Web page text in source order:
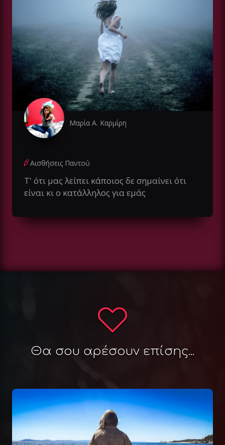
Μαρία Α. Καρμίρη
Αισθήσεις Παντού
Τ' ότι μας λείπει κάποιος δε σημαίνει ότι
είναι κι ο κατάλληλος για εμάς
Θα σου αρέσουν επίσης...